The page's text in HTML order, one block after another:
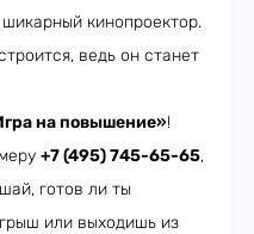
кинопроектор.
ведь он станет
на повышение»!
+7 (495) 745-65-65,
готов ли ты
или выходишь из